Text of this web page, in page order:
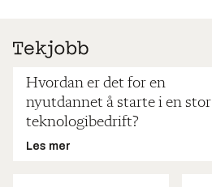
Hvordan er det for en
nyutdannet å starte i en stor
teknologibedrift?
Les mer